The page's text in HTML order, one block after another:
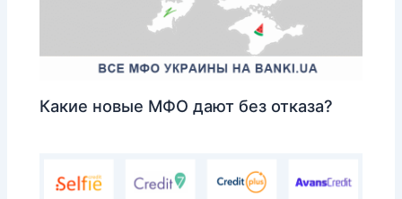
Какие новые МФО дают без отказа?